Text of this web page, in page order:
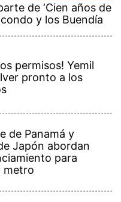
de ‘Cien años de
y los Buendía
permisos! Yemil
pronto a los
de Panamá y
Japón abordan
para
metro